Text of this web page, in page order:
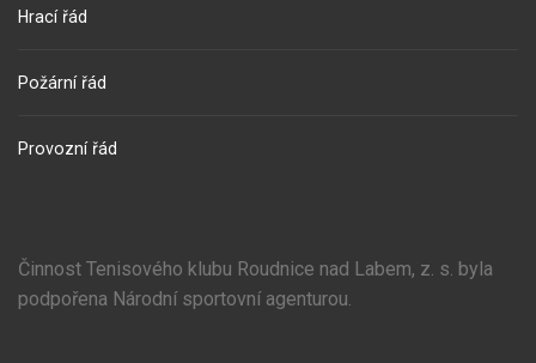
Hrací řád
Požární řád
Provozní řád
Činnost Tenisového klubu Roudnice nad Labem, z. s. byla
podpořena Národní sportovní agenturou.